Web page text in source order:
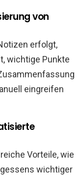
von
erfolgt,
wichtige Punkte
eingreifen
Vorteile, wie
wichtiger